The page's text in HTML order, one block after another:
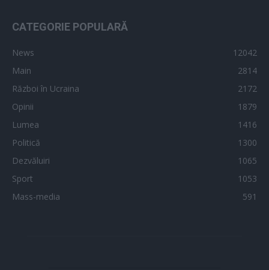
CATEGORIE POPULARĂ
News
12042
Main
2814
Război în Ucraina
2172
Opinii
1879
Lumea
1416
Politică
1300
Dezvăluiri
1065
Sport
1053
Mass-media
591